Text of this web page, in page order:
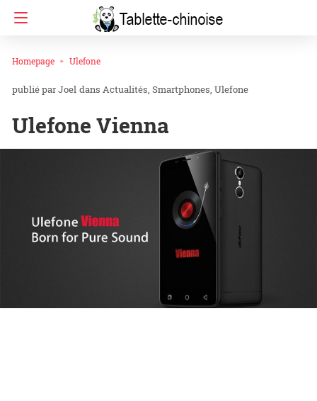
Homepage Ulefone
Joel dans Actualités Smartphones Ulefone
Ulefone Vienna